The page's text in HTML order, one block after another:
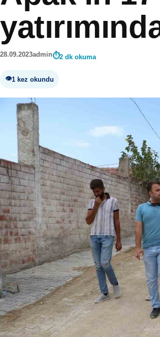
28.09.2023admin 2 dk okuma
1 kez okundu